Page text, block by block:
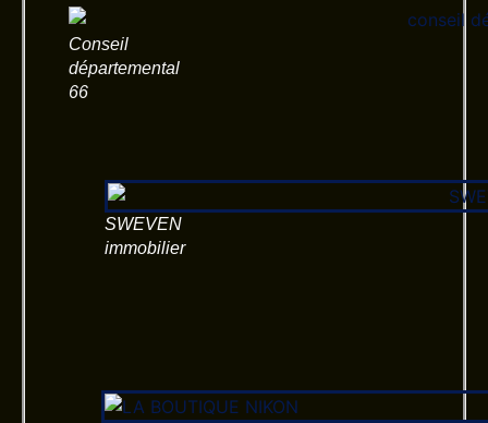
Conseil
départemental
66
SWEVEN
immobilier